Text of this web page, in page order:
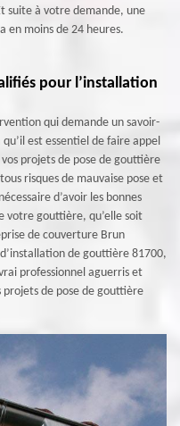
suite à votre demande, une
en moins de 24 heures.
pour l’installation
qui demande un savoir-
est essentiel de faire appel
projets de pose de gouttière
risques de mauvaise pose et
d’avoir les bonnes
votre gouttière, qu’elle soit
de couverture Brun
de gouttière 81700,
professionnel aguerris et
de pose de gouttière